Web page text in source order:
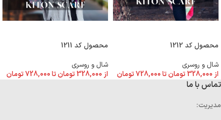
محصول کد 1212
شال و روسری
از 328,000تومانتا728,000تومان
محصول کد 1211
شال و روسری
از 328,000تومانتا728,000تومان
تماس با ما
مدیریت: